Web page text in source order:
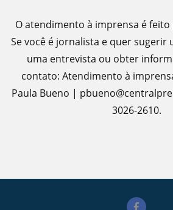
O atendimento à imprensa é feito
Se você é jornalista e quer sugerir
uma entrevista ou obter
contato: Atendimento à
Paula Bueno |
3026-2610.